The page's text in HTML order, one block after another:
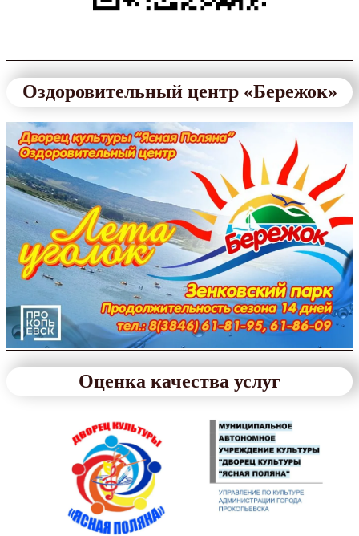
Оздоровительный центр «Бережок»
Оценка качества услуг